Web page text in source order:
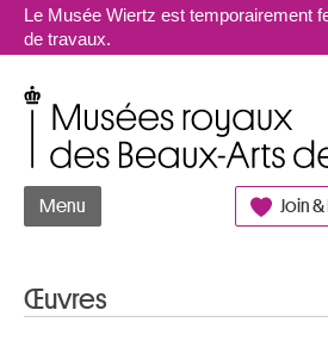
Aller
Le Musée Wiertz est temporairement
de travaux.
Menu Join
Œuvres